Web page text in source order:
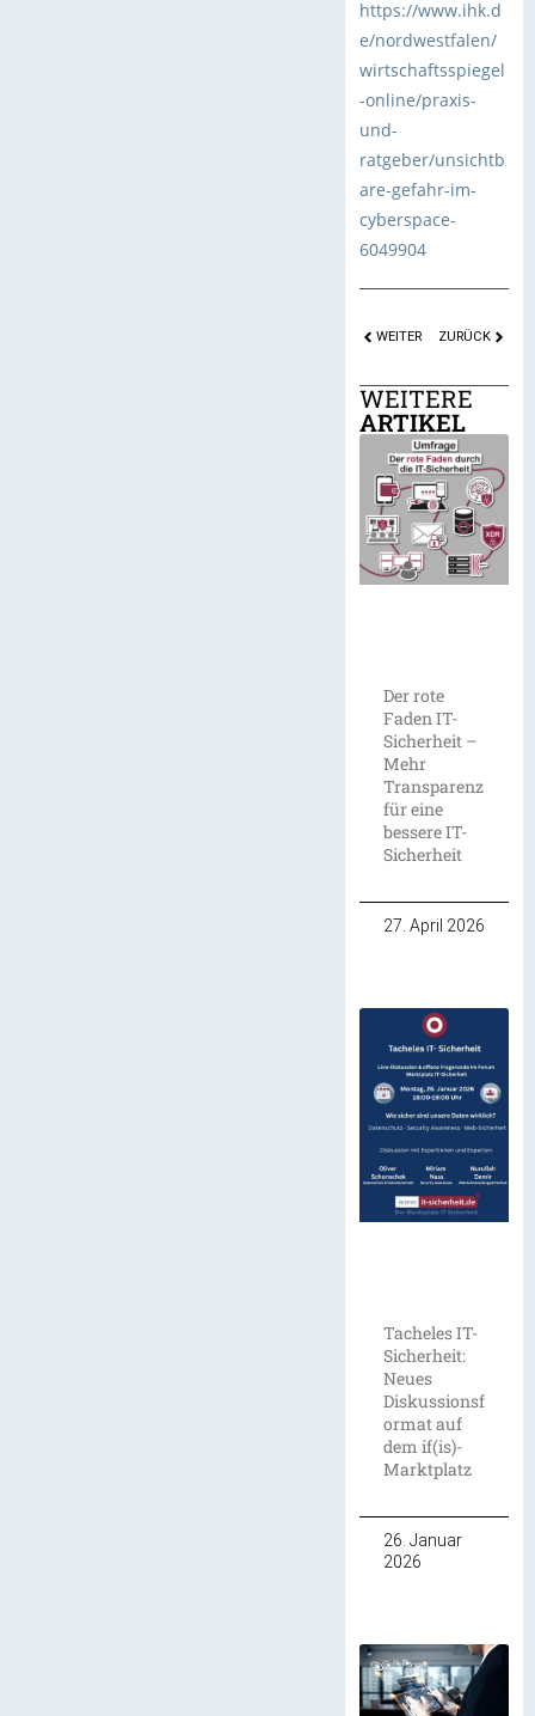
https://www.ihk.d
e/nordwestfalen/
wirtschaftsspiegel
-online/praxis-
und-
ratgeber/unsichtb
are-gefahr-im-
cyberspace-
6049904
WEITER ZURÜCK
WEITERE
ARTIKEL
Der rote
Faden IT-
Sicherheit –
Mehr
Transparenz
für eine
bessere IT-
Sicherheit
27. April 2026
Tacheles IT-
Sicherheit:
Neues
Diskussionsf
ormat auf
dem if(is)-
Marktplatz
26. Januar
2026